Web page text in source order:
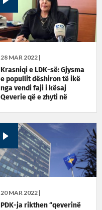
28 MAR 2022 |
Krasniqi e LDK-së: Gjysma
e popullit dëshiron të ikë
nga vendi faji i kësaj
Qeverie që e zhyti në
20 MAR 2022 |
PDK-ja rikthen “qeverinë